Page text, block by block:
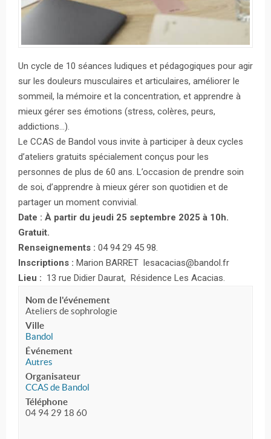
Un cycle de 10 séances ludiques et pédagogiques pour agir
sur les douleurs musculaires et articulaires, améliorer le
sommeil, la mémoire et la concentration, et apprendre à
mieux gérer ses émotions (stress, colères, peurs,
addictions…).
Le CCAS de Bandol vous invite à participer à deux cycles
d’ateliers gratuits spécialement conçus pour les
personnes de plus de 60 ans. L’occasion de prendre soin
de soi, d’apprendre à mieux gérer son quotidien et de
partager un moment convivial.
Date : À partir du jeudi 25 septembre 2025 à 10h.
Gratuit.
Renseignements : 04 94 29 45 98.
Inscriptions : Marion BARRET lesacacias@bandol.fr
Lieu : 13 rue Didier Daurat, Résidence Les Acacias.
Nom de l'événement
Ateliers de sophrologie
Ville
Bandol
Événement
Autres
Organisateur
CCAS de Bandol
Téléphone
04 94 29 18 60